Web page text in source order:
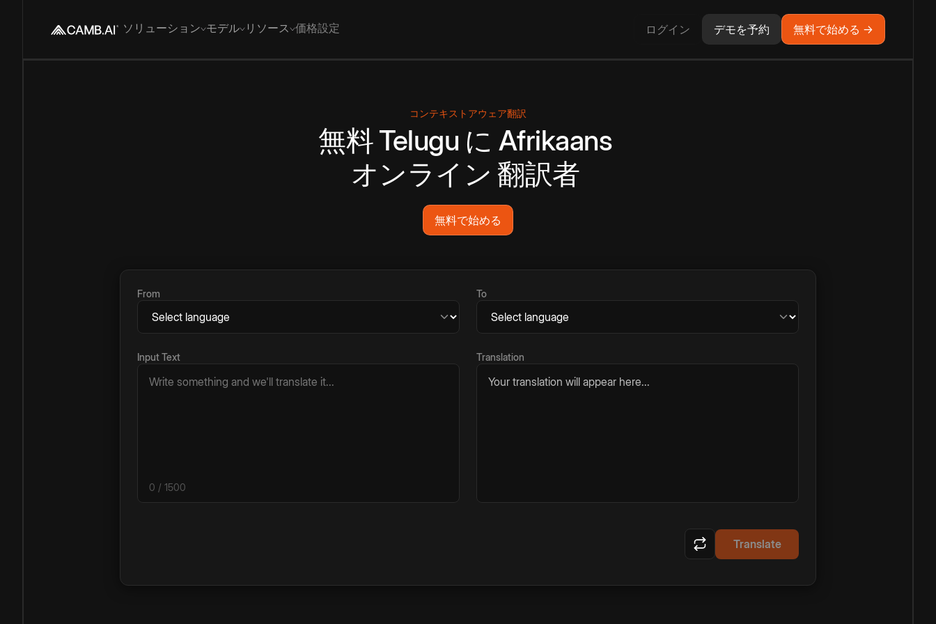
ソリューション モデル リソース 価格設定 ログイン デモを予約 無料で始める →
コンテキストアウェア翻訳
無料Telugu に Afrikaans
オンライン 翻訳者
無料で始める
From To
Input Text
0 / 1500
Translation
Your translation will appear here...
Translate